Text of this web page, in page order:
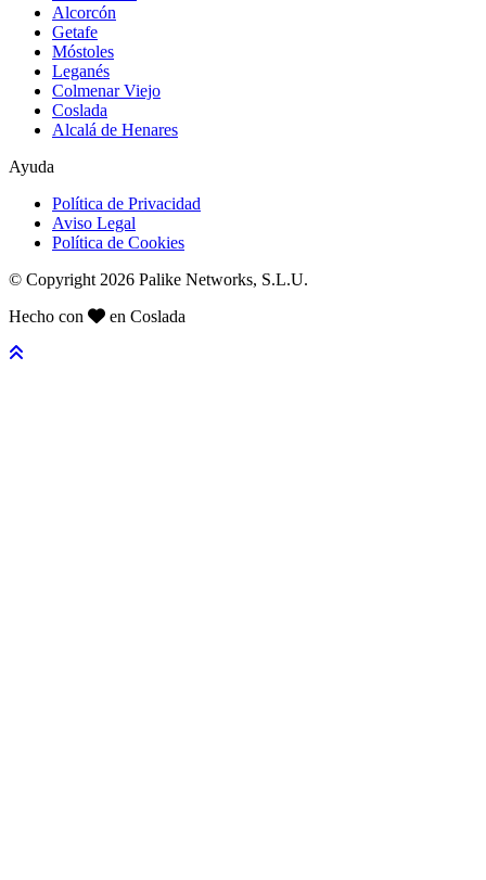
Alcorcón
Getafe
Móstoles
Leganés
Colmenar Viejo
Coslada
Alcalá de Henares
Ayuda
Política de Privacidad
Aviso Legal
Política de Cookies
© Copyright 2026 Palike Networks, S.L.U.
Hecho con
en Coslada